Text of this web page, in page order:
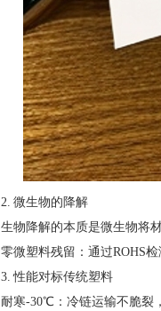
2. 微生物的降解
生物降解的本质是微生物将
零微塑料残留：通过ROHS
3. 性能对标传统塑料
耐寒-30℃：冷链运输不脆裂